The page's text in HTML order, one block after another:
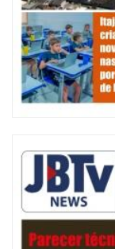
Defesa Civil orienta
prevenir alagamentos
NAVEGANTES